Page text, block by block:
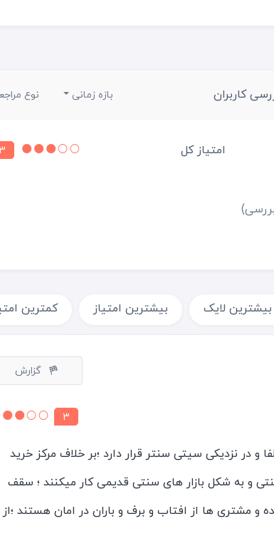
کاربران بازه زمانی نوع
امتیاز کل
بیشترین لایک بیشترین امتیاز کمترین
گزارش
3
و در نزدیکی سیتی سنتر قرار دارد ؛بر خلاف مرکز خرید
و به شکل بازار های سنتی قدیمی کار میکنند ؛ سقف
و مشتری ها از افتاب و برف و باران در امان هستند ؛از
نیمی از اجناس خود را جلوی مغازه بساط کرده و به